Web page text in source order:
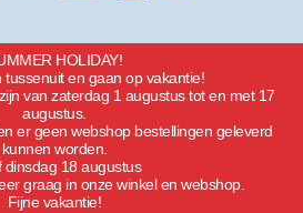
HOLIDAY!
tussenuit en gaan op vakantie!
van zaterdag 1 augustus tot en met 17
augustus.
er geen webshop bestellingen geleverd
kunnen worden.
dinsdag 18 augustus
graag in onze winkel en webshop.
Fijne vakantie!